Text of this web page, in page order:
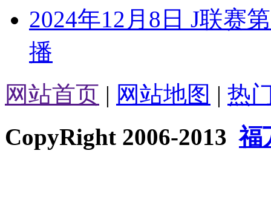
2024年12月8日 J联赛
播
网站首页 | 网站地图 | 热
CopyRight 2006-2013福